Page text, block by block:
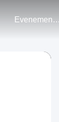
Evenementen